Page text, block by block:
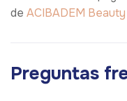
de ACIBADEM
Preguntas